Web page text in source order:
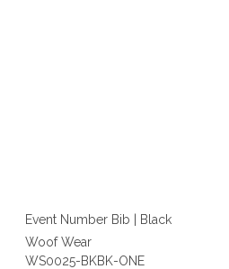
Event Number Bib | Black
Woof Wear
WS0025-BKBK-ONE